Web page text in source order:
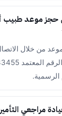
حجز موعد طبيب
من خلال
الرسمية.
مراجعي